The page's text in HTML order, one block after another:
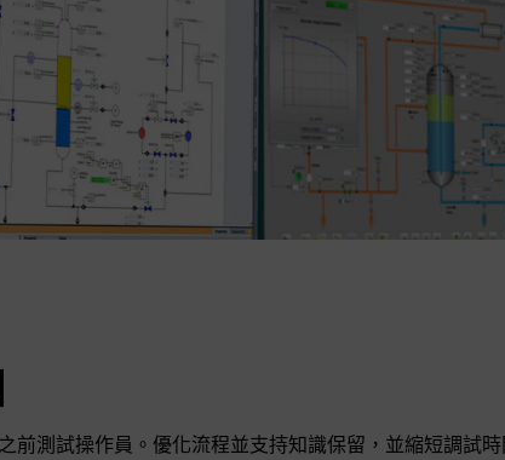
前測試操作員。優化流程並支持知識保留，並縮短調試